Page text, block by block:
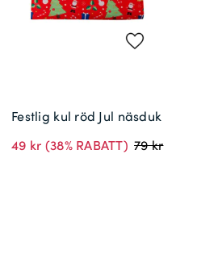
Festlig kul röd Jul näsduk
49 kr (38% RABATT) 79 kr